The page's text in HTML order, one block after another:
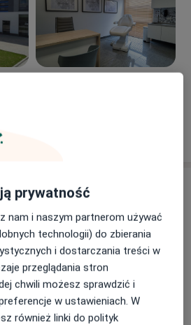
więcej
79, 41-945 Piekary Śląskie
diagnozujemy i
krtani, nosa oraz gardła.
laryngologiczne - m.in.
FESS czy operacje
prywatność
nam i naszym partnerom używać
technologii) do zbierania
i dostarczania treści w
przeglądania stron
chwili możesz sprawdzić i
w ustawieniach. W
również linki do polityk